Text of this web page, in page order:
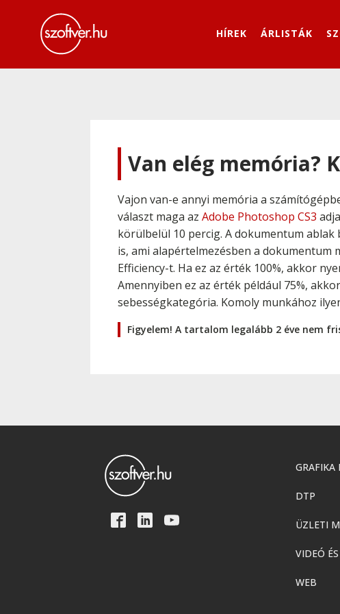
HÍREK ÁRLISTÁK
Van elég memória?
Vajon van-e annyi memória a
választ maga az Adobe Photoshop CS3
körülbelül 10 percig. A dokumentum
is, ami alapértelmezésben a
Efficiency-t. Ha ez az érték 100%, akkor
Amennyiben ez az érték például 75%,
sebességkategória. Komoly munkához
Figyelem! A tartalom legalább 2 éve nem
GRAFIKA
DTP
ÜZLETI
VIDEÓ
WEB